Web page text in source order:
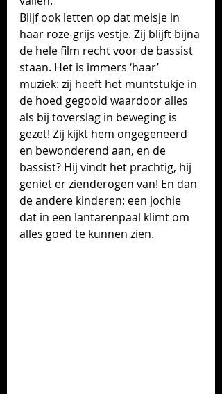
Blijf ook letten op dat meisje in
haar roze-grijs vestje. Zij blijft bijna
de hele film recht voor de bassist
staan. Het is immers ‘haar’
muziek: zij heeft het muntstukje in
de hoed gegooid waardoor alles
als bij toverslag in beweging is
gezet! Zij kijkt hem ongegeneerd
en bewonderend aan, en de
bassist? Hij vindt het prachtig, hij
geniet er zienderogen van! En dan
de andere kinderen: een jochie
dat in een lantarenpaal klimt om
alles goed te kunnen zien.